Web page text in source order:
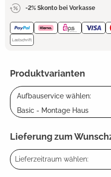
-2% Skonto bei Vorkasse
Lastschrift
Produktvarianten
Aufbauservice wählen:
Basic - Montage Haus
Lieferung zum
Lieferzeitraum wählen: